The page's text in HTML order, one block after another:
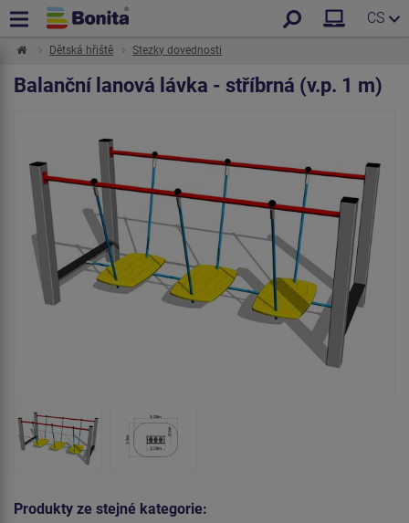
CS
Dětská hřiště Stezky dovednosti
Balanční lanová lávka - stříbrná (v.p. 1 m)
Produkty ze stejné kategorie: